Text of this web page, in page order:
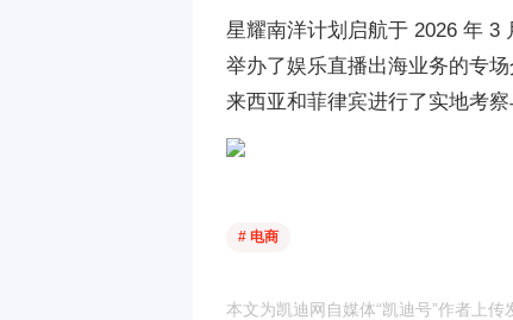
星耀南洋计划启航于 2026 年 3
举办了娱乐直播出海业务的专
来西亚和菲律宾进行了实地考
# 电商
本文为凯迪网自媒体“凯迪号”作者上